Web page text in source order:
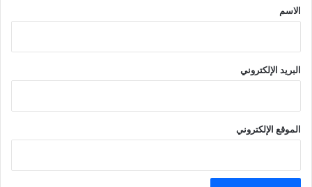
*
الاسم
البريد الإلكتروني
الموقع الإلكتروني